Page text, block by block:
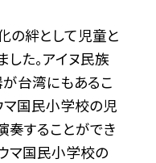
の絆として児童と
た。アイヌ民族
台湾にもあるこ
マ国民小学校の児
奏することができ
マ国民小学校の